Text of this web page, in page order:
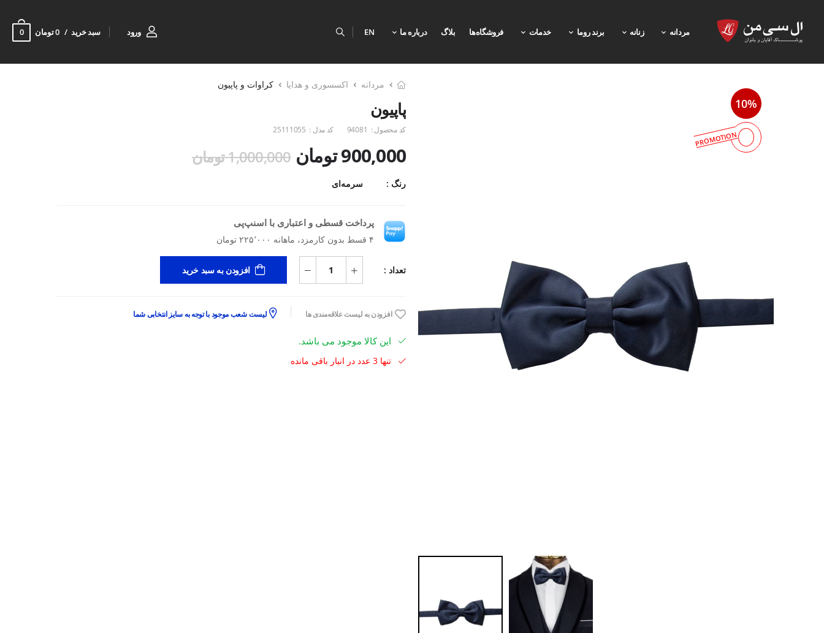
مردانه زنانه برند روما خدمات فروشگاه‌ها بلاگ درباره ما EN ورود سبد خرید 0 تومان 0
10%
PROMOTION
مردانه اکسسوری و هدایا کراوات و پاپیون
پاپیون
کد محصول : 94081 کد مدل : 25111055
900,000 تومان 1,000,000 تومان
رنگ : سرمه‌ای
پرداخت قسطی و اعتباری با اسنپ‌پی
۴ قسط بدون کارمزد، ماهانه ۲۲۵٬۰۰۰ تومان
تعداد : افزودن به سبد خرید
افزودن به لیست علاقه‌مندی ها لیست شعب موجود با توجه به سایز انتخابی شما
این کالا موجود می باشد.
تنها 3 عدد در انبار باقی مانده